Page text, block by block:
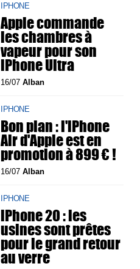
IPHONE
Apple commande
les chambres à
vapeur pour son
iPhone Ultra
16/07Alban
IPHONE
Bon plan : l'iPhone
Air d'Apple est en
promotion à 899 € !
16/07Alban
IPHONE
iPhone 20 : les
usines sont prêtes
pour le grand retour
au verre